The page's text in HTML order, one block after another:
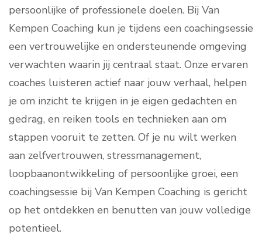
persoonlijke of professionele doelen. Bij Van
Kempen Coaching kun je tijdens een coachingsessie
een vertrouwelijke en ondersteunende omgeving
verwachten waarin jij centraal staat. Onze ervaren
coaches luisteren actief naar jouw verhaal, helpen
je om inzicht te krijgen in je eigen gedachten en
gedrag, en reiken tools en technieken aan om
stappen vooruit te zetten. Of je nu wilt werken
aan zelfvertrouwen, stressmanagement,
loopbaanontwikkeling of persoonlijke groei, een
coachingsessie bij Van Kempen Coaching is gericht
op het ontdekken en benutten van jouw volledige
potentieel.